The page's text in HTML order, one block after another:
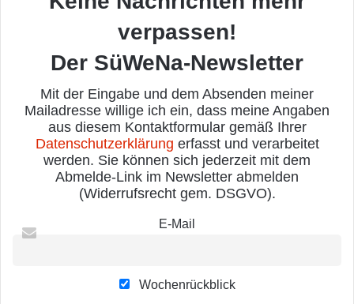
verpassen!
Der SüWeNa-Newsletter
Mit der Eingabe und dem Absenden meiner
Mailadresse willige ich ein, dass meine Angaben
aus diesem Kontaktformular gemäß Ihrer
Datenschutzerklärung erfasst und verarbeitet
werden. Sie können sich jederzeit mit dem
Abmelde-Link im Newsletter abmelden
(Widerrufsrecht gem. DSGVO).
E-Mail
Wochenrückblick